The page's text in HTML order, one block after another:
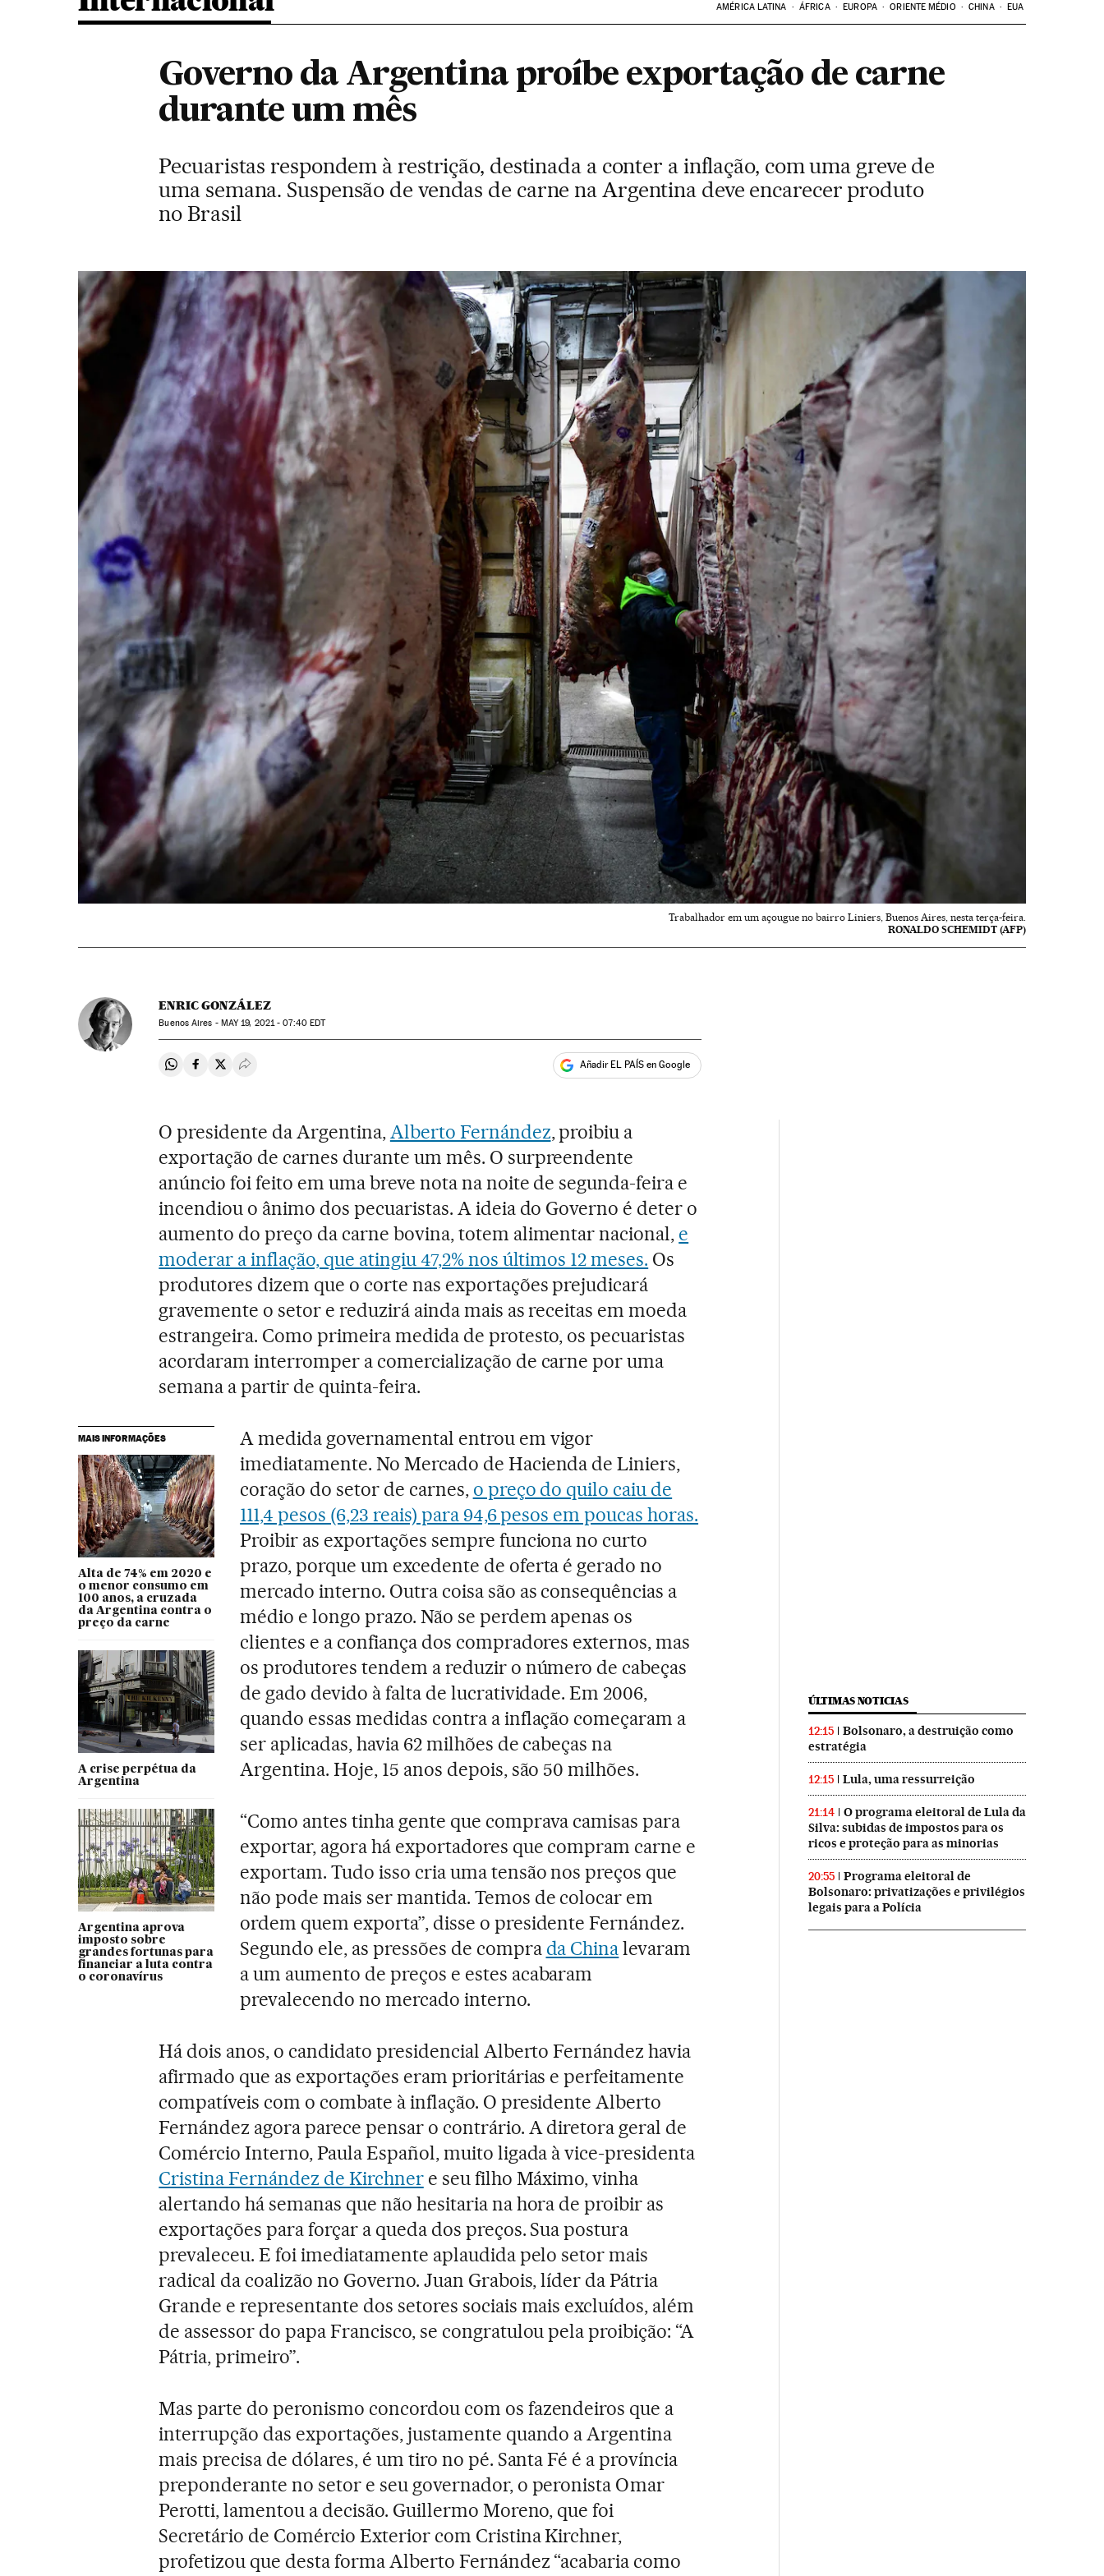
AMÉRICA LATINA ÁFRICA EUROPA ORIENTE MÉDIO CHINA EUA
Governo da Argentina proíbe exportação de carne
durante um mês
Pecuaristas respondem à restrição, destinada a conter a inflação, com uma greve de
uma semana. Suspensão de vendas de carne na Argentina deve encarecer produto
no Brasil
Trabalhador em um açougue no bairro Liniers, Buenos Aires, nesta terça-feira.
RONALDO SCHEMIDT (AFP)
ENRIC GONZÁLEZ
Buenos Aires - MAY19, 2021 - 07:40EDT
Compartir en Whatsapp
Compartir en Facebook
Compartir en Twitter
Desplegar Redes Sociales Añadir EL PAÍS en Google
O presidente da Argentina,Alberto Fernández, proibiu a
exportação de carnes durante um mês. O surpreendente
anúncio foi feito em uma breve nota na noite de segunda-feira e
incendiou o ânimo dos pecuaristas. A ideia do Governo é deter o
aumento do preço da carne bovina, totem alimentar nacional, e
moderar a inflação, que atingiu 47,2% nos últimos 12 meses. Os
produtores dizem que o corte nas exportações prejudicará
gravemente o setor e reduzirá ainda mais as receitas em moeda
estrangeira. Como primeira medida de protesto, os pecuaristas
acordaram interromper a comercialização de carne por uma
semana a partir de quinta-feira.
MAIS INFORMAÇÕES
Alta de 74% em 2020 e
o menor consumo em
100 anos, a cruzada
da Argentina contra o
preço da carne
A crise perpétua da
Argentina
Argentina aprova
imposto sobre
grandes fortunas para
financiar a luta contra
o coronavírus
A medida governamental entrou em vigor
imediatamente. No Mercado de Hacienda de Liniers,
coração do setor de carnes, o preço do quilo caiu de
111,4 pesos (6,23 reais) para 94,6 pesos em poucas horas.
Proibir as exportações sempre funciona no curto
prazo, porque um excedente de oferta é gerado no
mercado interno. Outra coisa são as consequências a
médio e longo prazo. Não se perdem apenas os
clientes e a confiança dos compradores externos, mas
os produtores tendem a reduzir o número de cabeças
de gado devido à falta de lucratividade. Em 2006,
quando essas medidas contra a inflação começaram a
ser aplicadas, havia 62 milhões de cabeças na
Argentina. Hoje, 15 anos depois, são 50 milhões.
“Como antes tinha gente que comprava camisas para
exportar, agora há exportadores que compram carne e
exportam. Tudo isso cria uma tensão nos preços que
não pode mais ser mantida. Temos de colocar em
ordem quem exporta”, disse o presidente Fernández.
Segundo ele, as pressões de compra da Chinalevaram
a um aumento de preços e estes acabaram
prevalecendo no mercado interno.
Há dois anos, o candidato presidencial Alberto Fernández havia
afirmado que as exportações eram prioritárias e perfeitamente
compatíveis com o combate à inflação. O presidente Alberto
Fernández agora parece pensar o contrário. A diretora geral de
Comércio Interno, Paula Español, muito ligada à vice-presidenta
Cristina Fernández de Kirchnere seu filho Máximo, vinha
alertando há semanas que não hesitaria na hora de proibir as
exportações para forçar a queda dos preços. Sua postura
prevaleceu. E foi imediatamente aplaudida pelo setor mais
radical da coalizão no Governo. Juan Grabois, líder da Pátria
Grande e representante dos setores sociais mais excluídos, além
de assessor do papa Francisco, se congratulou pela proibição: “A
Pátria, primeiro”.
Mas parte do peronismo concordou com os fazendeiros que a
interrupção das exportações, justamente quando a Argentina
mais precisa de dólares, é um tiro no pé. Santa Fé é a província
preponderante no setor e seu governador, o peronista Omar
Perotti, lamentou a decisão. Guillermo Moreno, que foi
Secretário de Comércio Exterior com Cristina Kirchner,
profetizou que desta forma Alberto Fernández “acabaria como
ÚLTIMAS NOTICIAS
12:15
Bolsonaro, a destruição como
estratégia
12:15 Lula, uma ressurreição
21:14
O programa eleitoral de Lula da
Silva: subidas de impostos para os
ricos e proteção para as minorias
20:55
Programa eleitoral de
Bolsonaro: privatizações e privilégios
legais para a Polícia